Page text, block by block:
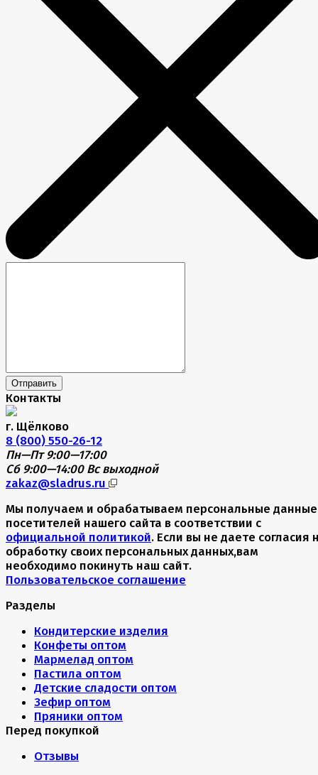
Отправить
Контакты
г. Щёлково
8 (800) 550-26-12
Пн—Пт 9:00—17:00
Сб 9:00—14:00 Вс выходной
zakaz@sladrus.ru
Мы получаем и обрабатываем персональные данные
посетителей нашего сайта в соответствии с
официальной политикой. Если вы не даете согласия
обработку своих персональных данных,вам
необходимо покинуть наш сайт.
Пользовательское соглашение
Разделы
Кондитерские изделия
Конфеты оптом
Мармелад оптом
Пастила оптом
Детские сладости оптом
Зефир оптом
Пряники оптом
Перед покупкой
Отзывы